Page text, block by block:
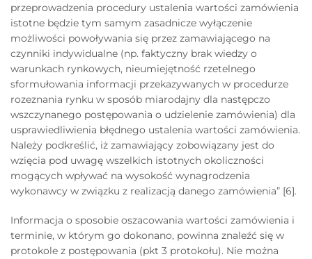
przeprowadzenia procedury ustalenia wartości zamówienia
istotne będzie tym samym zasadnicze wyłączenie
możliwości powoływania się przez zamawiającego na
czynniki indywidualne (np. faktyczny brak wiedzy o
warunkach rynkowych, nieumiejętność rzetelnego
sformułowania informacji przekazywanych w procedurze
rozeznania rynku w sposób miarodajny dla następczo
wszczynanego postępowania o udzielenie zamówienia) dla
usprawiedliwienia błędnego ustalenia wartości zamówienia.
Należy podkreślić, iż zamawiający zobowiązany jest do
wzięcia pod uwagę wszelkich istotnych okoliczności
mogących wpływać na wysokość wynagrodzenia
wykonawcy w związku z realizacją danego zamówienia” [6].
Informacja o sposobie oszacowania wartości zamówienia i
terminie, w którym go dokonano, powinna znaleźć się w
protokole z postępowania (pkt 3 protokołu). Nie można